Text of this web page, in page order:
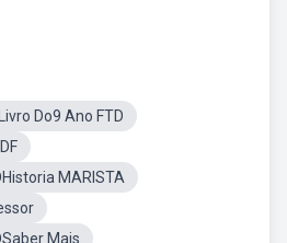
Livro Do9 Ano FTD
MARISTA
Mais